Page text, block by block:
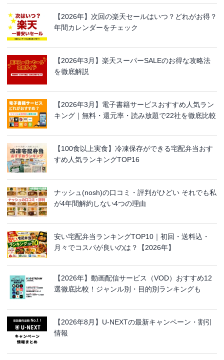
【2026年】次回の楽天セールはいつ？どれがお得？
年間カレンダーをチェック
【2026年3月】楽天スーパーSALEのお得な攻略法
を徹底解説
【2026年3月】電子書籍サービスおすすめ人気ラン
キング｜無料・還元率・読み放題で22社を徹底比較
【100食以上実食】冷凍保存ができる宅配弁当おす
すめ人気ランキングTOP16
ナッシュ(nosh)の口コミ・評判がひどい それでも私
が4年間解約しない4つの理由
安い宅配弁当ランキングTOP10｜初回・送料込・
月々でコスパが良いのは？【2026年】
【2026年】動画配信サービス（VOD）おすすめ12
選徹底比較！ジャンル別・目的別ランキングも
【2026年8月】U-NEXTの最新キャンペーン・割引
情報